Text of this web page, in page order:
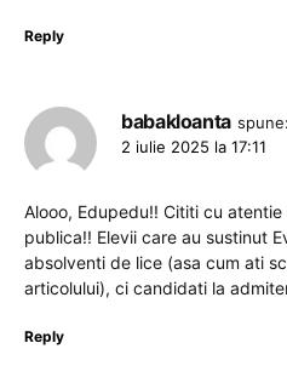
Reply
babakloanta spune:
2 iulie 2025 la 17:11
Alooo, Edupedu!! Cititi cu
publica!! Elevii care au sustinut
absolventi de lice (asa cum ati
articolului), ci candidati la
Reply